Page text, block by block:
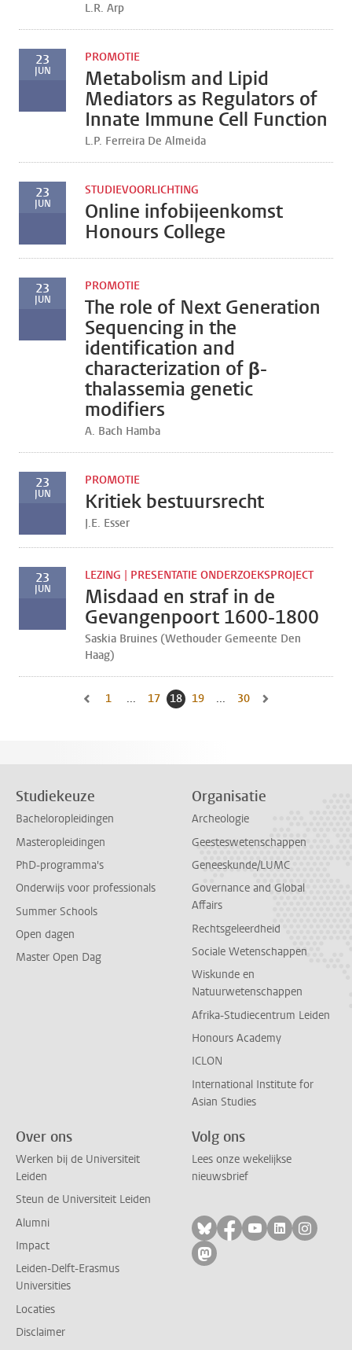
L.R. Arp
23
JUN
PROMOTIE
Metabolism and Lipid
Mediators as Regulators of
Innate Immune Cell Function
L.P. Ferreira De Almeida
23
JUN
STUDIEVOORLICHTING
Online infobijeenkomst
Honours College
23
JUN
PROMOTIE
The role of Next Generation
Sequencing in the
identification and
characterization of β-
thalassemia genetic
modifiers
A. Bach Hamba
23
JUN
PROMOTIE
Kritiek bestuursrecht
J.E. Esser
23
JUN
LEZING | PRESENTATIE ONDERZOEKSPROJECT
Misdaad en straf in de
Gevangenpoort 1600-1800
Saskia Bruines (Wethouder Gemeente Den
Haag)
Naar vorige pagina, pagina 17
Naar eerste pagina, pagina
1 ... Naar pagina
17 Huidige pagina, pagina
18 Naar pagina
19 ... Naar laatste pagina,
30
Studiekeuze
Bacheloropleidingen
Masteropleidingen
PhD-programma's
Onderwijs voor professionals
Summer Schools
Open dagen
Master Open Dag
Organisatie
Archeologie
Geesteswetenschappen
Geneeskunde/LUMC
Governance and Global
Affairs
Rechtsgeleerdheid
Sociale Wetenschappen
Wiskunde en
Natuurwetenschappen
Afrika-Studiecentrum Leiden
Honours Academy
ICLON
International Institute for
Asian Studies
Over ons
Werken bij de Universiteit
Leiden
Steun de Universiteit Leiden
Alumni
Impact
Leiden-Delft-Erasmus
Universities
Locaties
Disclaimer
Volg ons
Lees onze wekelijkse
nieuwsbrief
Volg ons op bluesky
Volg ons op
Volg ons op
Volg ons
Volg
Volg ons op mastodon